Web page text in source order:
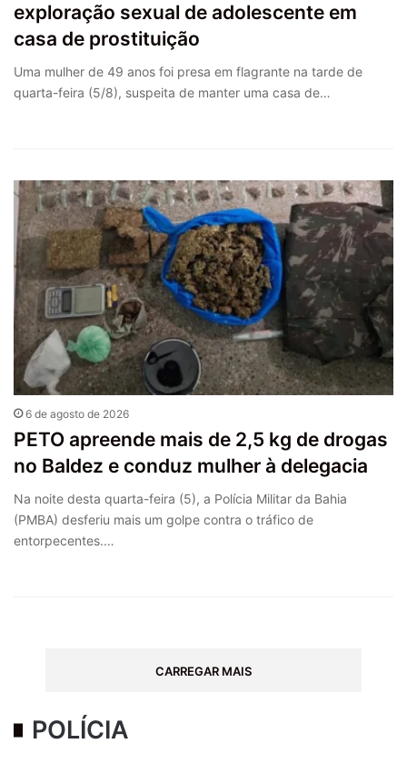
exploração sexual de adolescente em
casa de prostituição
Uma mulher de 49 anos foi presa em flagrante na tarde de
quarta-feira (5/8), suspeita de manter uma casa de…
6 de agosto de 2026
PETO apreende mais de 2,5 kg de drogas
no Baldez e conduz mulher à delegacia
Na noite desta quarta-feira (5), a Polícia Militar da Bahia
(PMBA) desferiu mais um golpe contra o tráfico de
entorpecentes.…
CARREGAR MAIS
POLÍCIA